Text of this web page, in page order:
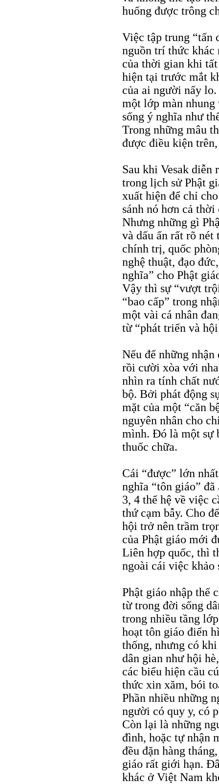
huống được trông
Việc tập trung “tấn
nguồn trí thức khác
của thời gian khi
hiện tại trước mắt
của ai người nấy
một lớp màn
sống ý nghĩa như
Trong những mâu
được điều kiện
Sau khi Vesak diễn
trong lịch sử Phật
xuất hiện để chỉ
sánh nó hơn cả
Nhưng những gì
và dấu ấn rất rõ
chính trị, quốc
nghệ thuật, đạo
nghĩa” cho Phật
Vậy thì sự “vượt
“bao cấp” trong
một vài cá nhân
từ “phát triển và
Nếu để những
rồi cười xòa với
nhìn ra tính chất
bộ. Bởi phát động
mặt của một “căn
nguyên nhân cho
mình. Đó là một sự
thuốc chữa.
Cái “được” lớn
nghĩa “tôn giáo”
3, 4 thế hệ về việc
thứ cạm bẫy. Cho
hội trở nên trầm
của Phật giáo mới
Liên hợp quốc, thì
ngoài cái việc khảo
Phật giáo nhập thế
từ trong đời sống
trong nhiều tầng
hoạt tôn giáo điển
thống, nhưng có
dân gian như hội
các biểu hiện cầu
thức xin xăm, bói
Phần nhiều những
người có quy y, có
Còn lại là những
đình, hoặc tự nhận
đều đặn hàng
giáo rất giới hạn.
khác ở Việt Nam